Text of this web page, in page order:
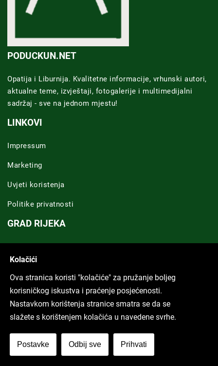
PODUCKUN.NET
Opatija i Liburnija. Kvalitetne informacije, vrhunski autori,
aktualne teme, izvještaji, fotogalerije i multimedijalni
sadržaj - sve na jednom mjestu!
LINKOVI
Impressum
Marketing
Uvjeti koristenja
Politike privatnosti
GRAD RIJEKA
ARHIVA TEKSTOVA
Svi tekstovi
Kolačići
Ova stranica koristi "kolačiće" za pružanje boljeg
korisničkog iskustva i praćenje posjećenosti.
Nastavkom korištenja stranice smatra se da se
slažete s korištenjem kolačića u navedene svrhe.
Postavke Odbij sve Prihvati